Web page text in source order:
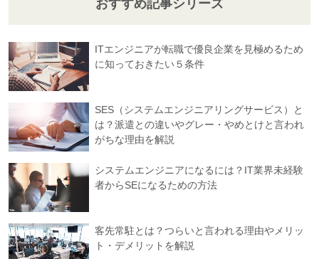
おすすめ記事シリーズ
ITエンジニアが転職で優良企業を見極めるため
に知っておきたい５条件
SES（システムエンジニアリングサービス）と
は？派遣との違いやグレー・やめとけと言われ
がちな理由を解説
システムエンジニアになるには？IT業界未経験
者からSEになるための方法
客先常駐とは？つらいと言われる理由やメリッ
ト・デメリットを解説